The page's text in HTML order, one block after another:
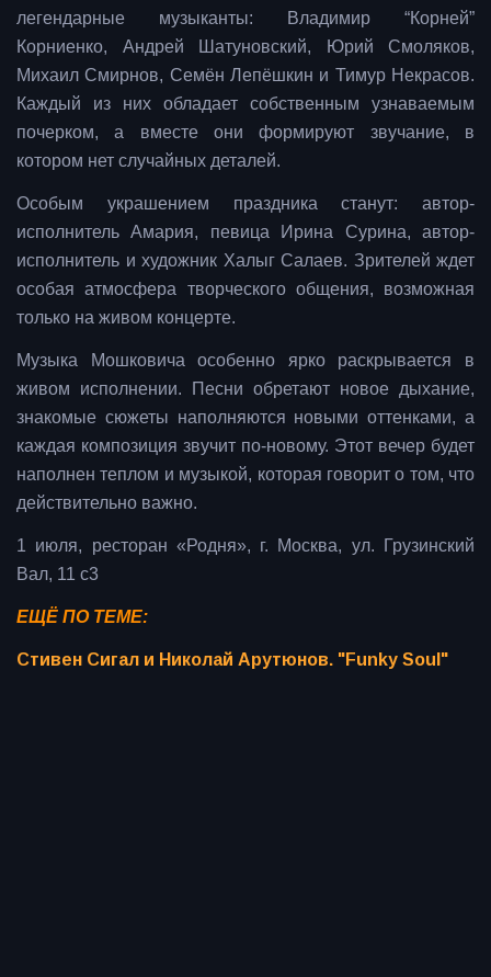
легендарные музыканты: Владимир “Корней”
Корниенко, Андрей Шатуновский, Юрий Смоляков,
Михаил Смирнов, Семён Лепёшкин и Тимур Некрасов.
Каждый из них обладает собственным узнаваемым
почерком, а вместе они формируют звучание, в
котором нет случайных деталей.
Особым украшением праздника станут: автор-
исполнитель Амария, певица Ирина Сурина, автор-
исполнитель и художник Халыг Салаев. Зрителей ждет
особая атмосфера творческого общения, возможная
только на живом концерте.
Музыка Мошковича особенно ярко раскрывается в
живом исполнении. Песни обретают новое дыхание,
знакомые сюжеты наполняются новыми оттенками, а
каждая композиция звучит по-новому. Этот вечер будет
наполнен теплом и музыкой, которая говорит о том, что
действительно важно.
1 июля, ресторан «Родня», г. Москва, ул. Грузинский
Вал, 11 с3
ЕЩЁ ПО ТЕМЕ:
Стивен Сигал и Николай Арутюнов. "Funky Soul"